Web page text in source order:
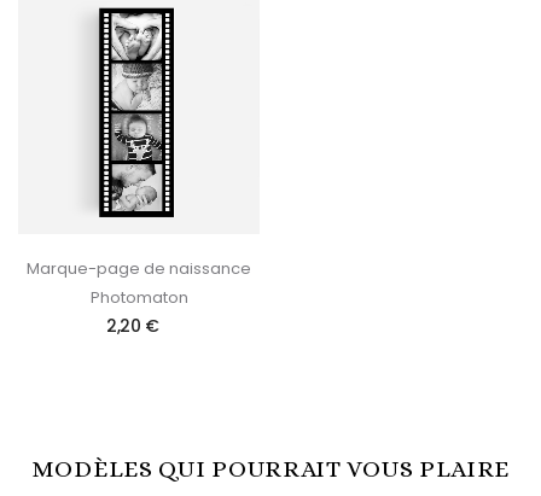
Marque-page de naissance
Photomaton
2,20 €
MODÈLES QUI POURRAIT VOUS PLAIRE